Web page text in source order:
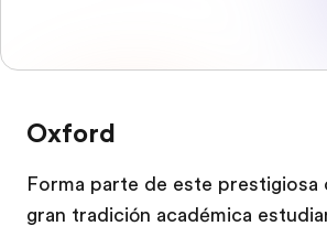
Oxford
Forma parte de este prestigiosa
gran tradición académica